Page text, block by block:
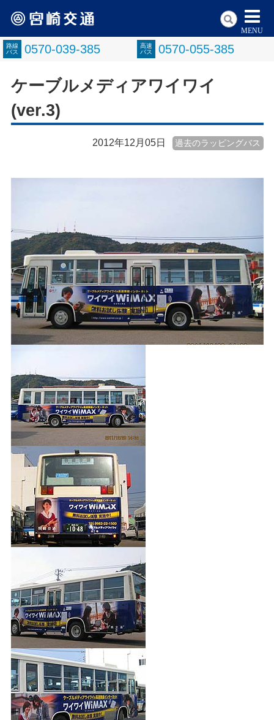
路線
バス
0570-039-385
高速
バス
0570-055-385
MENU
ケーブルメディアワイワイ
(ver.3)
2012年12月05日 過去のラッピングバス